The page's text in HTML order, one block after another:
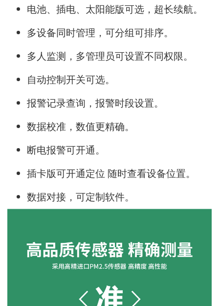
电池、插电、太阳能版可选，超长续航。
多设备同时管理，可分组可排序。
多人监测，多管理员可设置不同权限。
自动控制开关可选。
报警记录查询，报警时段设置。
数据校准，数值更精确。
断电报警可开通。
插卡版可开通定位 随时查看设备位置。
数据对接，可定制软件。